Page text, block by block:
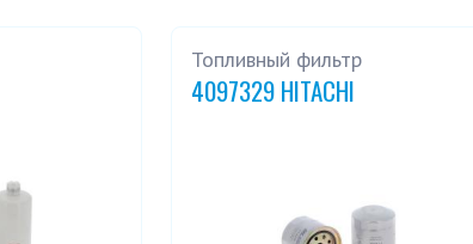
Топливный фильтр
4097329 HITACHI